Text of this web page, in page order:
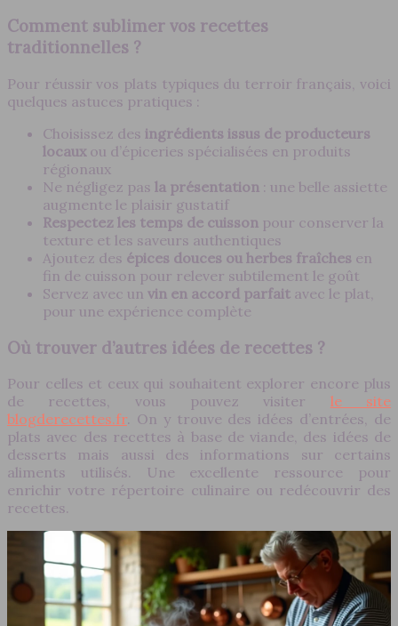
Comment sublimer vos recettes
traditionnelles ?
Pour réussir vos plats typiques du terroir français, voici
quelques astuces pratiques :
Choisissez des ingrédients issus de producteurs
locaux ou d’épiceries spécialisées en produits
régionaux
Ne négligez pas la présentation : une belle assiette
augmente le plaisir gustatif
Respectez les temps de cuisson pour conserver la
texture et les saveurs authentiques
Ajoutez des épices douces ou herbes fraîches en
fin de cuisson pour relever subtilement le goût
Servez avec un vin en accord parfait avec le plat,
pour une expérience complète
Où trouver d’autres idées de recettes ?
Pour celles et ceux qui souhaitent explorer encore plus
de recettes, vous pouvez visiter le site
blogderecettes.fr. On y trouve des idées d’entrées, de
plats avec des recettes à base de viande, des idées de
desserts mais aussi des informations sur certains
aliments utilisés. Une excellente ressource pour
enrichir votre répertoire culinaire ou redécouvrir des
recettes.